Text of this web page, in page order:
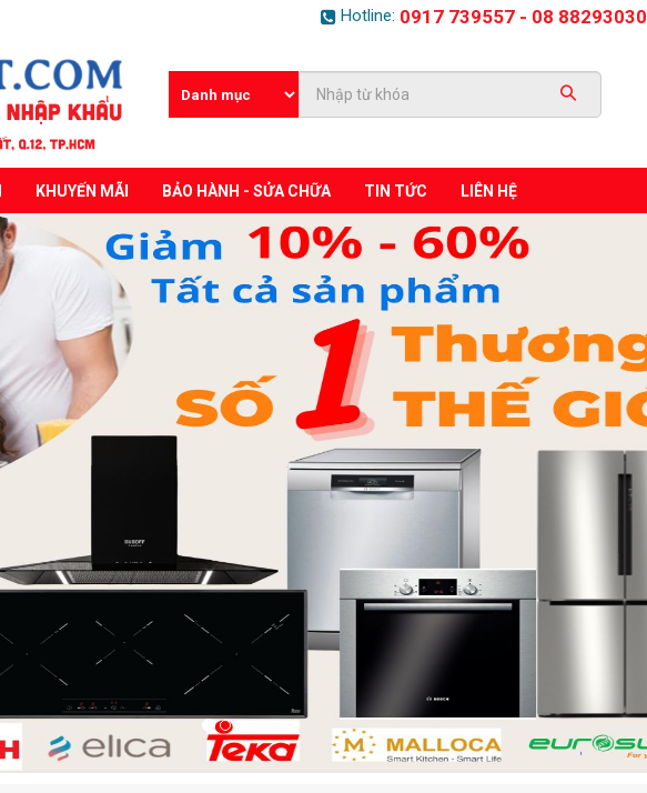
Hotline: 0917 739557 - 08 88293030
KHUYẾN MÃI BẢO HÀNH - SỬA CHỮA TIN TỨC LIÊN HỆ